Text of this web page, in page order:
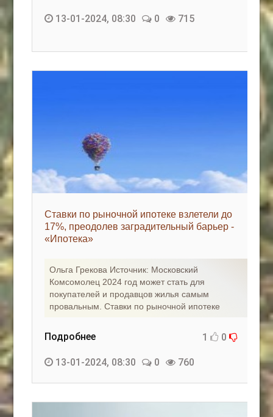
13-01-2024, 08:30 0 715
Ставки по рыночной ипотеке взлетели до
17%, преодолев заградительный барьер -
«Ипотека»
Ольга Грекова Источник: Московский
Комсомолец 2024 год может стать для
покупателей и продавцов жилья самым
провальным. Ставки по рыночной ипотеке
Подробнее 1 0
13-01-2024, 08:30 0 760